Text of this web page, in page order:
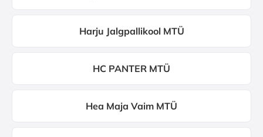
Harju Jalgpallikool MTÜ
HC PANTER MTÜ
Hea Maja Vaim MTÜ